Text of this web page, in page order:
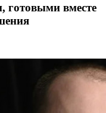
готовыми вместе